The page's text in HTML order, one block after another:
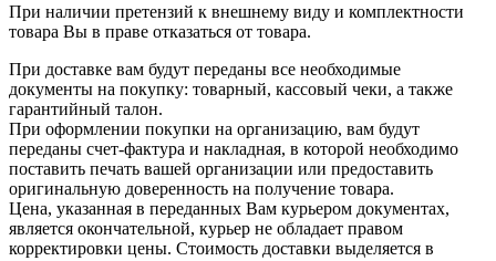
При наличии претензий к внешнему виду и комплектности
товара Вы в праве отказаться от товара.
При доставке вам будут переданы все необходимые
документы на покупку: товарный, кассовый чеки, а также
гарантийный талон.
При оформлении покупки на организацию, вам будут
переданы счет-фактура и накладная, в которой необходимо
поставить печать вашей организации или предоставить
оригинальную доверенность на получение товара.
Цена, указанная в переданных Вам курьером документах,
является окончательной, курьер не обладает правом
корректировки цены. Стоимость доставки выделяется в